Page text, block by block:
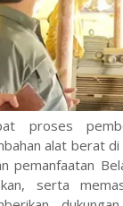
proses
alat berat
pemanfaatan
serta